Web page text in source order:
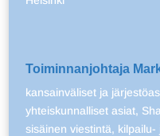
Toiminnanjohtaja
kansainväliset ja
yhteiskunnalliset asiat,
sisäinen viestintä, kilpailu-